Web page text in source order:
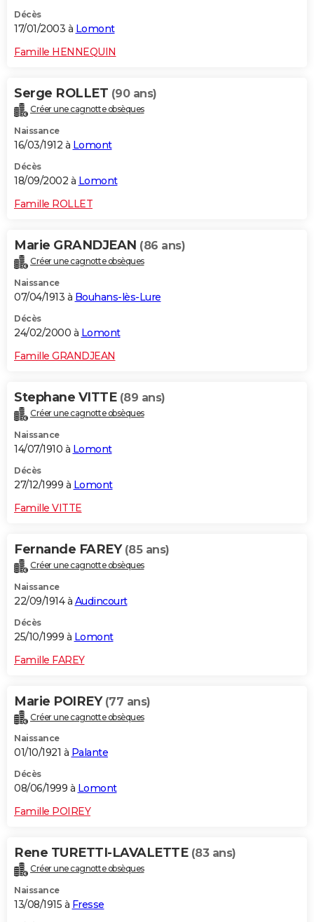
Décès
17/01/2003 à Lomont
Famille HENNEQUIN
Serge ROLLET (90 ans)
Créer une cagnotte obsèques
Naissance
16/03/1912 à Lomont
Décès
18/09/2002 à Lomont
Famille ROLLET
Marie GRANDJEAN (86 ans)
Créer une cagnotte obsèques
Naissance
07/04/1913 à Bouhans-lès-Lure
Décès
24/02/2000 à Lomont
Famille GRANDJEAN
Stephane VITTE (89 ans)
Créer une cagnotte obsèques
Naissance
14/07/1910 à Lomont
Décès
27/12/1999 à Lomont
Famille VITTE
Fernande FAREY (85 ans)
Créer une cagnotte obsèques
Naissance
22/09/1914 à Audincourt
Décès
25/10/1999 à Lomont
Famille FAREY
Marie POIREY (77 ans)
Créer une cagnotte obsèques
Naissance
01/10/1921 à Palante
Décès
08/06/1999 à Lomont
Famille POIREY
Rene TURETTI-LAVALETTE (83 ans)
Créer une cagnotte obsèques
Naissance
13/08/1915 à Fresse